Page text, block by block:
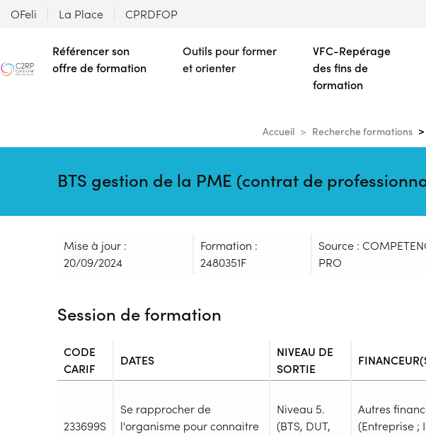
OFeli La Place CPRDFOP
Référencer son
offre de formation
Outils pour former
et orienter
VFC-Repérage
des fins de
formation
Accueil Recherche formations
BTS gestion de la PME (contrat de
Mise à jour :
20/09/2024
Formation :
2480351F
Source :
PRO
Session de formation
CODE
CARIF
DATES
NIVEAU DE
SORTIE
233699S
Se rapprocher de
l'organisme pour connaitre
Niveau 5.
(BTS, DUT,
Autres
(Entreprise ;